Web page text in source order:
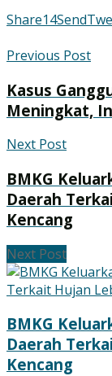
Share14Send
Previous Post
Kasus
Meningkat,
Next Post
BMKG
Daerah
Kencang
Next Post
BMKG
Daerah
Kencang